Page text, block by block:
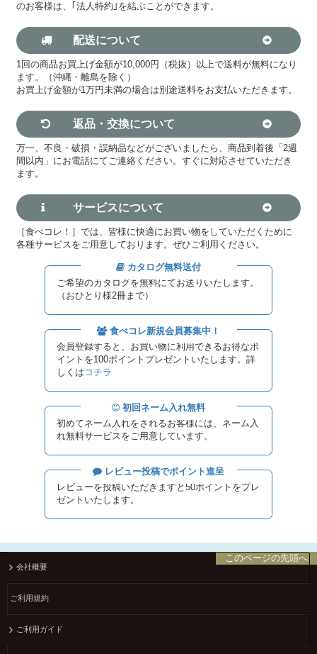
のお客様は、｢法人特約｣を結ぶことができます。
配送について
1回の商品お買上げ金額が10,000円（税抜）以上で送料が無料になり
ます。（沖縄・離島を除く）
お買上げ金額が1万円未満の場合は別途送料をお支払いただきます。
返品・交換について
万一、不良・破損・誤納品などがございましたら、商品到着後「2週
間以内」にお電話にてご連絡ください。すぐに対応させていただき
ます。
サービスについて
［食べコレ！］では、皆様に快適にお買い物をしていただくために
各種サービスをご用意しております。ぜひご利用ください。
カタログ無料送付
ご希望のカタログを無料にてお送りいたします。
（おひとり様2冊まで）
食べコレ新規会員募集中！
会員登録すると、お買い物に利用できるお得なポ
イントを100ポイントプレゼントいたします。詳
しくは コチラ
初回ネーム入れ無料
初めてネーム入れをされるお客様には、ネーム入
れ無料サービスをご用意しています。
レビュー投稿でポイント進呈
レビューを投稿いただきますと50ポイントをプレ
ゼントいたします。
このページの先頭へ
会社概要
ご利用規約
ご利用ガイド